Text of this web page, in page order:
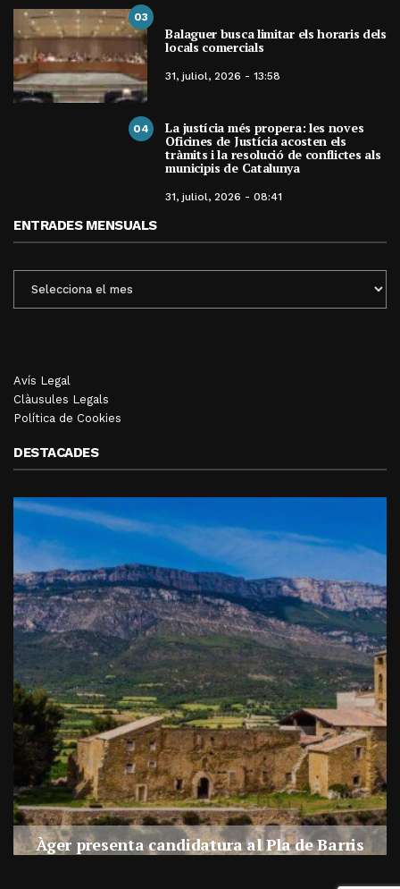
03
Balaguer busca limitar els horaris dels
locals comercials
31, juliol, 2026 - 13:58
04 La justícia més propera: les noves
Oficines de Justícia acosten els
tràmits i la resolució de conflictes als
municipis de Catalunya
31, juliol, 2026 - 08:41
ENTRADES MENSUALS
MENSUALS
Avís Legal
Clàusules Legals
Política de Cookies
DESTACADES
Àger presenta candidatura al Pla de Barris